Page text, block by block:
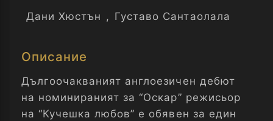
Дани Хюстън , Густаво Сантаолала
Описание
Дългоочакваният англоезичен дебют
на номинираният за “Оскар” режисьор
на “Кучешка любов” е обявен за един